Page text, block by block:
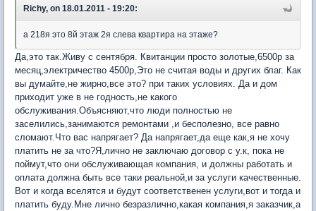
Richy, on 18.01.2011 - 19:20:
а 218я это 8й этаж 2я слева квартира на этаже?
Да,это так.Живу с сентября. Квитанции просто золотые,6500р за
месяц,электричество 4500р,Это не считая воды и других благ. Как
вы думайте,не жирно,все это? при таких условиях. Да и дом
приходит уже в не годность,не какого
обслуживания.Объясняют,что люди полностью не
заселились,занимаются ремонтами ,и бесполезно, все равно
сломают.Что вас напрягает? Да напрягает,да еще как,я не хочу
платить не за что?Я,лично не заключаю договор с у.к, пока не
поймут,что они обслуживающая компания, и должны работать и
оплата должна быть все таки реальной,и за услуги качественные.
Вот и когда вселятся и будут соответственен услуги,вот и тогда и
платить буду.Мне лично безразлично,какая компания,я заказчик,а